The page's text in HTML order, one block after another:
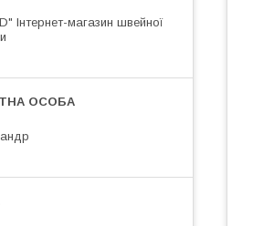
Інтернет-магазин швейної